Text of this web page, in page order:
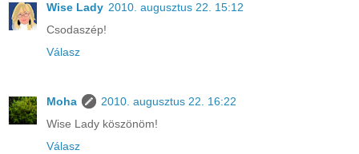
Wise Lady 2010. augusztus 22. 15:12
Csodaszép!
Válasz
Moha
2010. augusztus 22. 16:22
Wise Lady köszönöm!
Válasz